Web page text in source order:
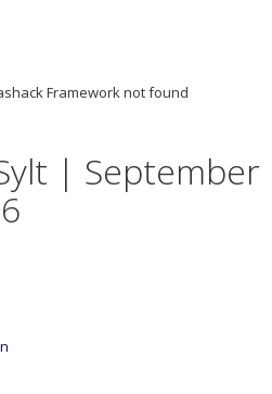
Framework not found
| September